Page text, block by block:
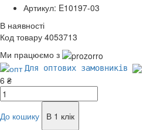
Артикул: E10197-03
В наявності
Код товару 4053713
Ми працюємо з
Для оптових замовників
6 ₴
До кошику
В 1 клік